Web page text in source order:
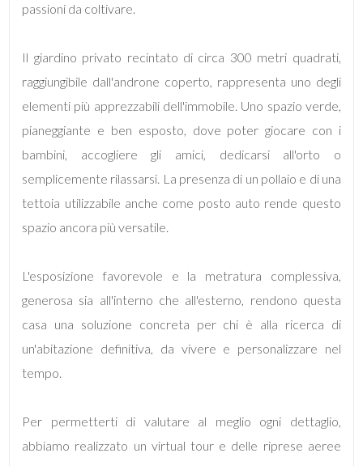
passioni da coltivare.
Il giardino privato recintato di circa 300 metri quadrati,
raggiungibile dall'androne coperto, rappresenta uno degli
elementi più apprezzabili dell'immobile. Uno spazio verde,
pianeggiante e ben esposto, dove poter giocare con i
bambini, accogliere gli amici, dedicarsi all'orto o
semplicemente rilassarsi. La presenza di un pollaio e di una
tettoia utilizzabile anche come posto auto rende questo
spazio ancora più versatile.
L'esposizione favorevole e la metratura complessiva,
generosa sia all'interno che all'esterno, rendono questa
casa una soluzione concreta per chi è alla ricerca di
un'abitazione definitiva, da vivere e personalizzare nel
tempo.
Per permetterti di valutare al meglio ogni dettaglio,
abbiamo realizzato un virtual tour e delle riprese aeree
2
3
4
5
5+
Camere
minime
1